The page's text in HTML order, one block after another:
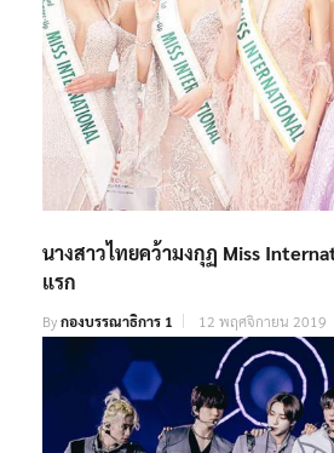
นางสาวไทยคว้ามงกุฏ Miss
แรก
Byกองบรรณาธิการ 1 12 พฤศจิกายน 2019